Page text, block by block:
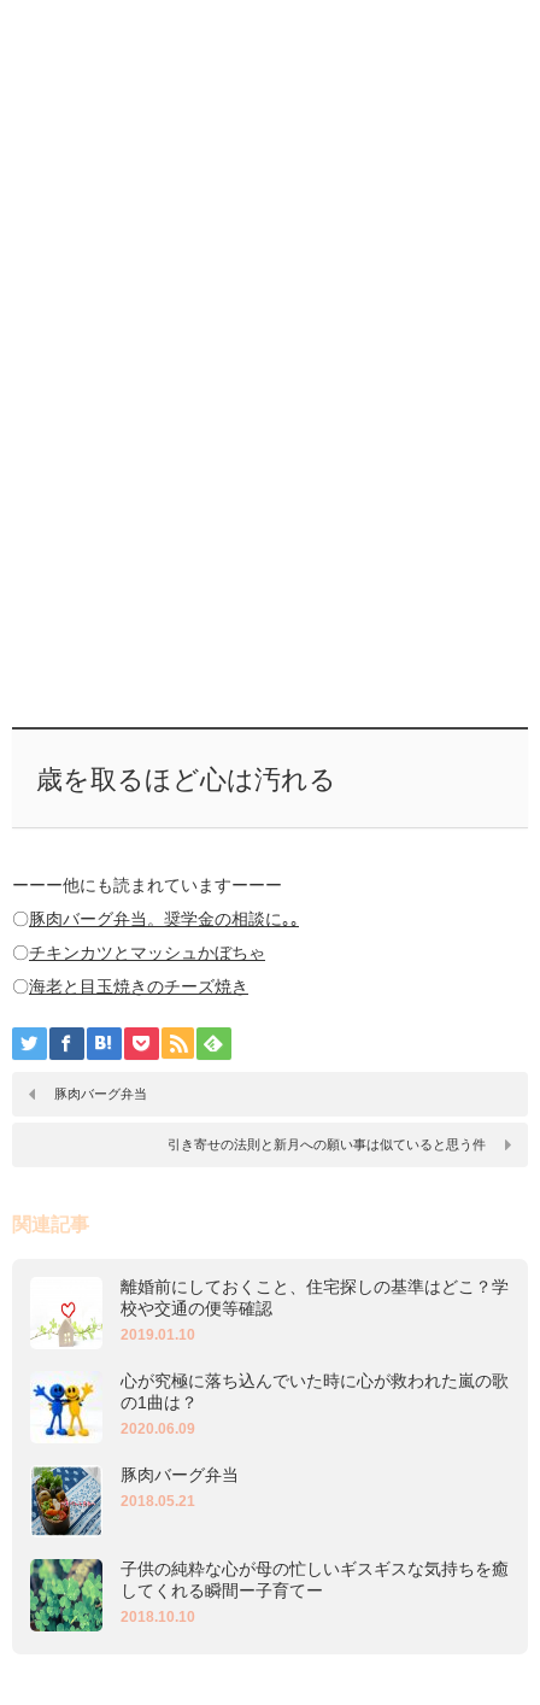
歳を取るほど心は汚れる
ーーー他にも読まれていますーーー
〇豚肉バーグ弁当。奨学金の相談に｡｡
〇チキンカツとマッシュかぼちゃ
〇海老と目玉焼きのチーズ焼き
豚肉バーグ弁当
引き寄せの法則と新月への願い事は似ていると思う件
関連記事
離婚前にしておくこと、住宅探しの基準はどこ？学
校や交通の便等確認
2019.01.10
心が究極に落ち込んでいた時に心が救われた嵐の歌
の1曲は？
2020.06.09
豚肉バーグ弁当
2018.05.21
子供の純粋な心が母の忙しいギスギスな気持ちを癒
してくれる瞬間ー子育てー
2018.10.10